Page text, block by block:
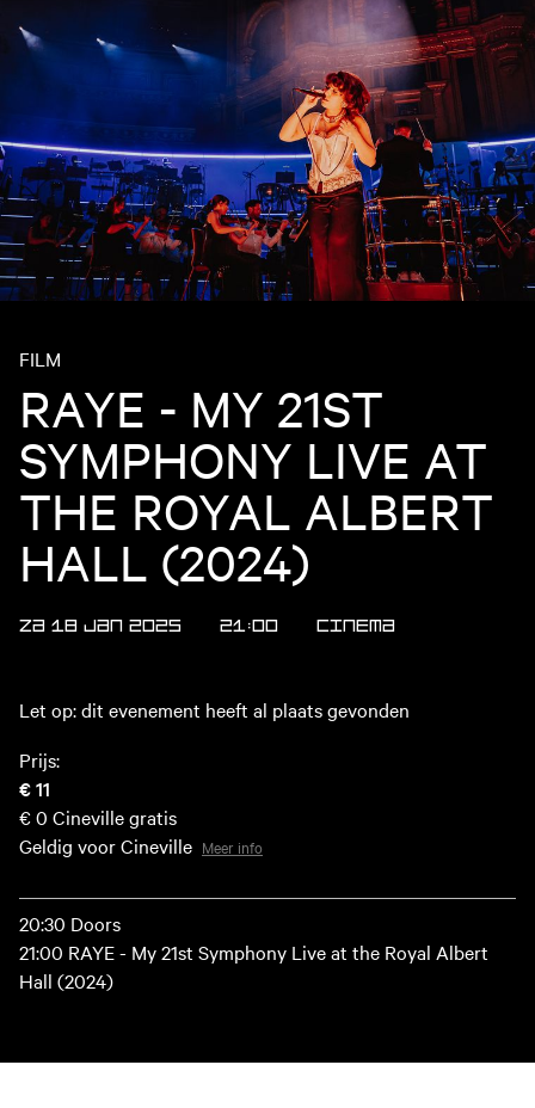
FILM
RAYE - MY 21ST
SYMPHONY LIVE AT
THE ROYAL ALBERT
HALL (2024)
ZA 18 JAN 2025 21:00 Cinema
Let op: dit evenement heeft al plaats gevonden
Prijs:
€ 11
€ 0 Cineville gratis
Geldig voor Cineville Meer info
20:30 Doors
21:00 RAYE - My 21st Symphony Live at the Royal Albert
Hall (2024)